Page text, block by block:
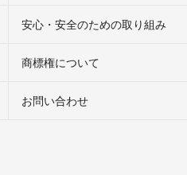
安心・安全のための取り組み
商標権について
お問い合わせ